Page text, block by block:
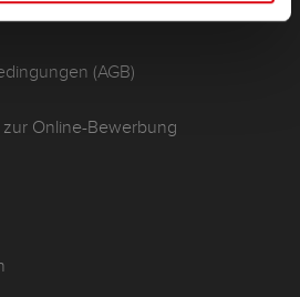
(AGB)
Online-Bewerbung